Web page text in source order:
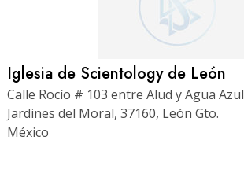
Iglesia de Scientology de León
Calle Rocío # 103 entre Alud y Agua Azul
Jardines del Moral, 37160, León Gto.
México